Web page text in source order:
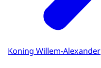
Koning Willem-Alexander